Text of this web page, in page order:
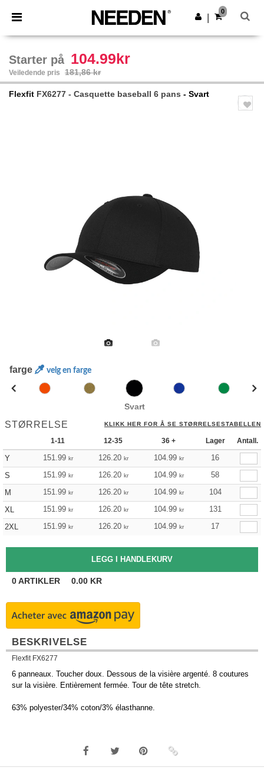
× Needen-app
Bedre priser i appen!
Last ned app
0
Starter på 104.99kr
Veiledende pris 181,86 kr
Flexfit FX6277 - Casquette baseball 6 pans - Svart
farge velg en farge
Svart
STØRRELSE KLIKK HER FOR Å SE STØRRELSESTABELLEN
1-11 12-35 36 + Lager Antall.
Y 151.99 kr 126.20 kr 104.99 kr
16
S
151.99 kr 126.20 kr 104.99 kr
58
M
151.99 kr 126.20 kr 104.99 kr
104
XL
151.99 kr 126.20 kr 104.99 kr
131
2XL
151.99 kr 126.20 kr 104.99 kr 17
0ARTIKLER 0.00 KR
BESKRIVELSE
Flexfit FX6277
6 panneaux. Toucher doux. Dessous de la visière argenté. 8 coutures
sur la visière. Entièrement fermée. Tour de tête stretch.
63% polyester/34% coton/3% élasthanne.